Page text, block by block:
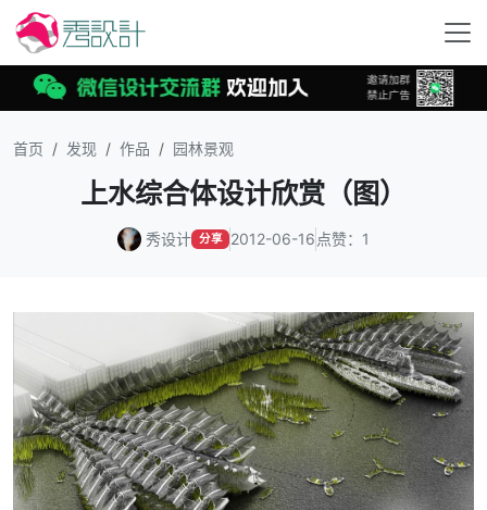
首页 发现 作品 园林景观
上水综合体设计欣赏（图）
秀设计 分享 2012-06-16 点赞：1